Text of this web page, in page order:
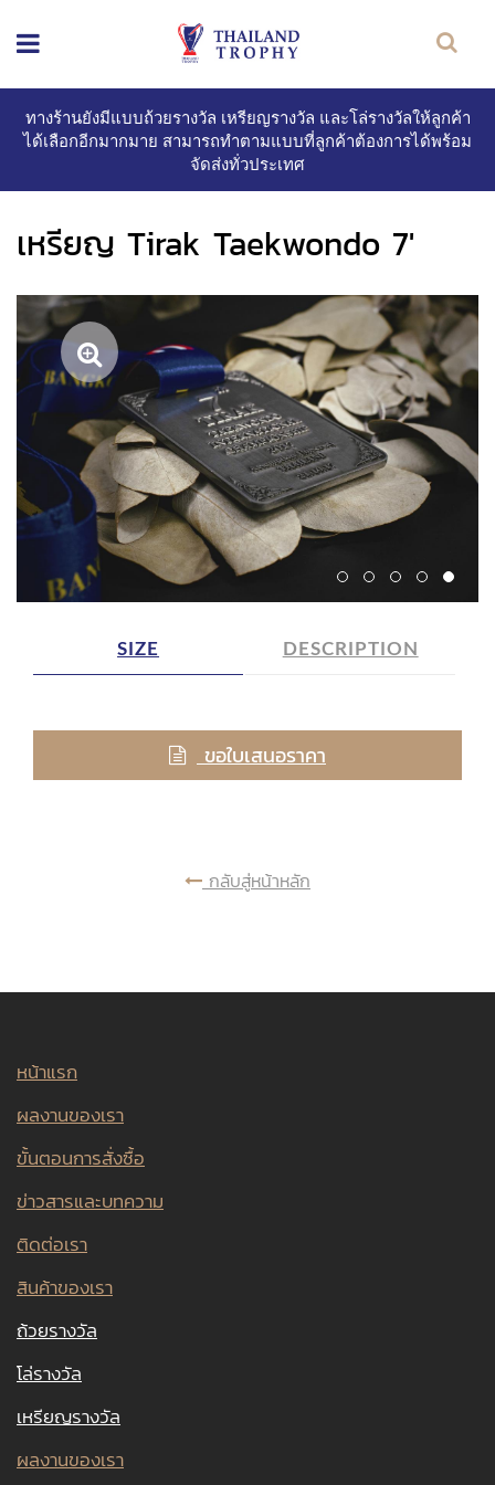
ทางร้านยังมีแบบถ้วยรางวัล เหรียญรางวัล และโล่รางวัลให้ลูกค้า
ได้เลือกอีกมากมาย สามารถทำตามแบบที่ลูกค้าต้องการได้พร้อม
จัดส่งทั่วประเทศ
เหรียญ Tirak Taekwondo 7'
SIZE DESCRIPTION
ขอใบเสนอราคา
กลับสู่หน้าหลัก
หน้าแรก
ผลงานของเรา
ขั้นตอนการสั่งซื้อ
ข่าวสารและบทความ
ติดต่อเรา
สินค้าของเรา
ถ้วยรางวัล
โล่รางวัล
เหรียญรางวัล
ผลงานของเรา